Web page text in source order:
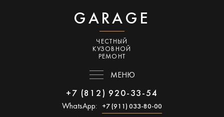
GARAGE
ЧЕСТНЫЙ
КУЗОВНОЙ
РЕМОНТ
МЕНЮ
+7 (812) 920-33-54
WhatsApp: +7 (911) 033-80-00